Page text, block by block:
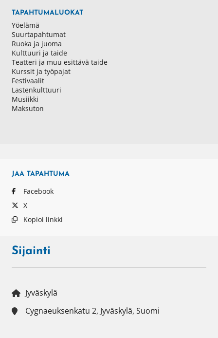
TAPAHTUMALUOKAT
Yöelämä
Suurtapahtumat
Ruoka ja juoma
Kulttuuri ja taide
Teatteri ja muu esittävä taide
Kurssit ja työpajat
Festivaalit
Lastenkulttuuri
Musiikki
Maksuton
JAA TAPAHTUMA
Facebook
X
Kopioi linkki
Sijainti
Jyväskylä
Cygnaeuksenkatu 2, Jyväskylä, Suomi